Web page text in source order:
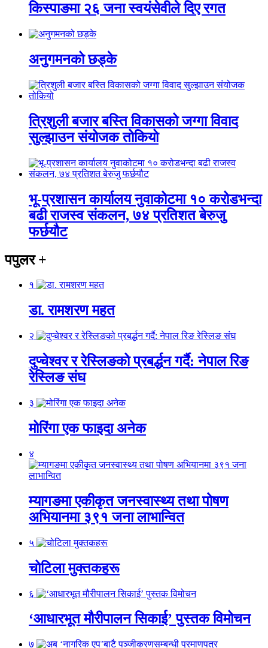
किस्पाङमा २६ जना स्वयंसेवीले दिए रगत
अनुगमनको छड्के
त्रिशुली बजार बस्ति विकासको जग्गा विवाद
सुल्झाउन संयोजक तोकियो
भू-प्रशासन कार्यालय नुवाकोटमा १० करोडभन्दा
बढी राजस्व संकलन, ७४ प्रतिशत बेरुजु
फर्छयौट
पपुलर+
१
डा. रामशरण महत
२
दुप्चेश्वर र रेस्लिङको प्रबर्द्धन गर्दै: नेपाल रिङ
रेस्लिङ संघ
३
मोरिंगा एक फाइदा अनेक
४
म्यागङमा एकीकृत जनस्वास्थ्य तथा पोषण
अभियानमा ३९१ जना लाभान्वित
५
चोटिला मुक्तकहरू
६
‘आधारभूत मौरीपालन सिकाई’ पुस्तक विमोचन
७